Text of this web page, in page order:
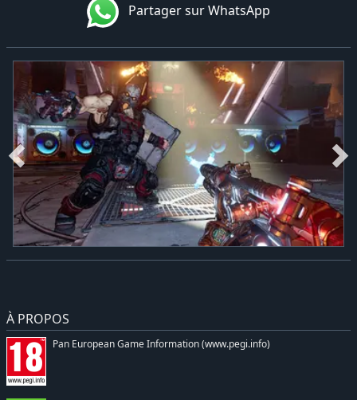
Partager sur WhatsApp
À PROPOS
Pan European Game Information (www.pegi.info)